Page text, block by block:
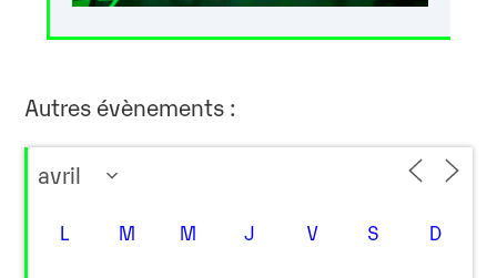
Autres évènements :
L M M J V S D